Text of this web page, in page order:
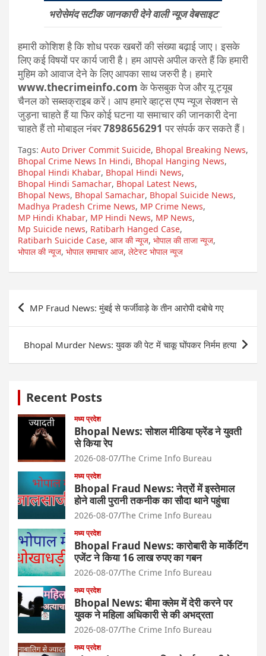
भरोसेमंद सटीक जानकारी देने वाली न्यूज वेबसाइट
हमारी कोशिश है कि शोध परक खबरों की संख्या बढ़ाई जाए। इसके
लिए कई विषयों पर कार्य जारी है। हम आपसे अपील करते हैं कि हमारी
मुहिम को आवाज देने के लिए आपका साथ जरुरी है। हमारे
www.thecrimeinfo.comके फेसबुक पेज और यू ट्यूब
चैनल को सब्सक्राइब करें। आप हमारे व्हाट्स एप्प न्यूज सेक्शन से
जुड़ना चाहते हैं या फिर कोई घटना या समाचार की जानकारी देना
चाहते हैं तो मोबाइल नंबर7898656291 पर संपर्क कर सकते हैं।
Tags: Auto Driver Commit Suicide, Bhopal Breaking News,
Bhopal Crime News In Hindi, Bhopal Hanging News,
Bhopal Hindi Khabar, Bhopal Hindi News,
Bhopal Hindi Samachar, Bhopal Latest News,
Bhopal News, Bhopal Samachar, Bhopal Suicide News,
Madhya Pradesh Crime News, MP Crime News,
MP Hindi Khabar, MP Hindi News, MP News,
Mp Suicide news, Ratibarh Hanged Case,
Ratibarh Suicide Case, आज की न्यूज, भोपाल की ताजा न्यूज,
भोपाल की न्यूज, भोपाल समाचार आज, लेटेस्ट भोपाल न्यूज
Post
navigation
MP Fraud News: मुंबई से फर्जीवाड़े के तीन आरोपी दबोचे गए
Bhopal Murder News: युवक की पेट में चाकू घोंपकर निर्मम हत्या
Recent Posts
मध्य प्रदेश
Bhopal News: सोशल मीडिया फ्रेंड ने युवती
से किया रेप
2026-08-07 The Crime Info Bureau
मध्य प्रदेश
Bhopal Fraud News: नेत्रों में इस्तेमाल
होने वाली पुरानी तकनीक का सौदा थाने पहुंचा
2026-08-07 The Crime Info Bureau
मध्य प्रदेश
Bhopal Fraud News: कारोबारी के मार्केटिंग
एजेंट ने किया 16 लाख रुपए का गबन
2026-08-07 The Crime Info Bureau
मध्य प्रदेश
Bhopal News: बीमा क्लेम में देरी करने पर
युवक ने महिला अधिकारी से की अभद्रता
2026-08-07 The Crime Info Bureau
मध्य प्रदेश